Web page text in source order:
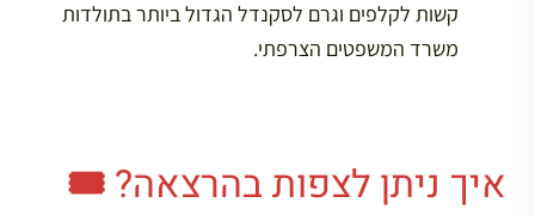
קשות לקלפים וגרם לסקנדל הגדול ביותר בתולדות
משרד המשפטים הצרפתי.
איך ניתן לצפות בהרצאה? 🎟️